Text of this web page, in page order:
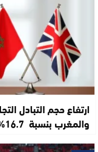
ارتفاع حجم التبادل
والمغرب بنسبة 16.7%